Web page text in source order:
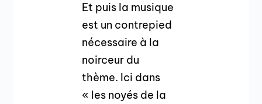
Et puis la musique
est un contrepied
nécessaire à la
noirceur du
thème. Ici dans
« les noyés de la